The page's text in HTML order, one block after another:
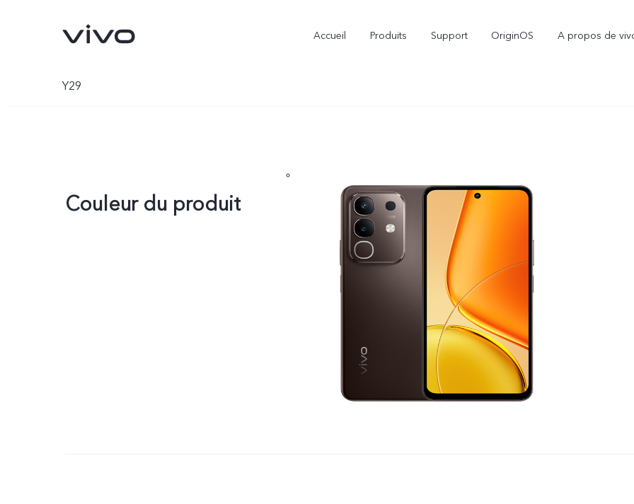
Accueil Produits Support OriginOS A propos de
V70 nouveau
Y29
Couleur du produit